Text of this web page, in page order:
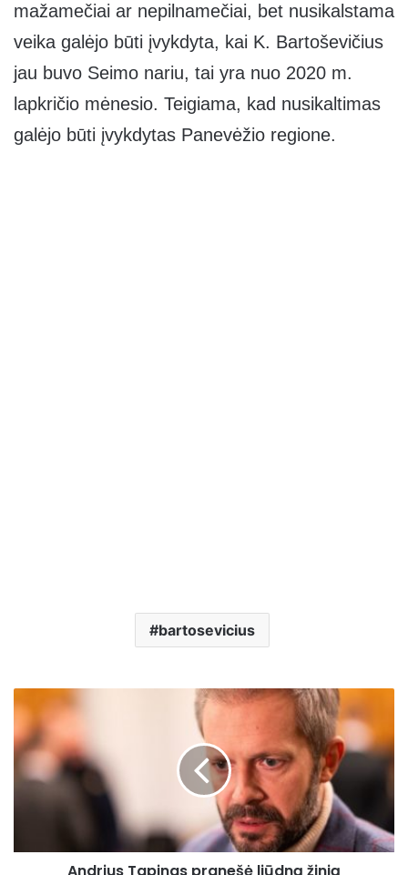
mažamečiai ar nepilnamečiai, bet nusikalstama
veika galėjo būti įvykdyta, kai K. Bartoševičius
jau buvo Seimo nariu, tai yra nuo 2020 m.
lapkričio mėnesio. Teigiama, kad nusikaltimas
galėjo būti įvykdytas Panevėžio regione.
bartosevicius
Andrius
Tapinas
pranešė
liūdną
žinią